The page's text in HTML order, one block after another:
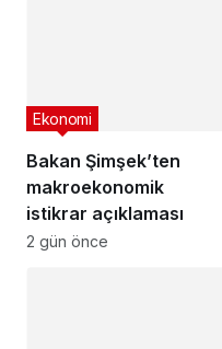
Bakan Şimşek’ten
makroekonomik
istikrar açıklaması
Ekonomi
2 gün önce